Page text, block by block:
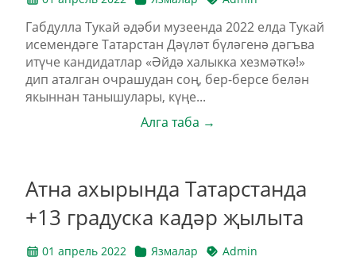
Габдулла Тукай әдәби музеенда 2022 елда Тукай
исемендәге Татарстан Дәүләт бүләгенә дәгъва
итүче кандидатлар «Әйдә халыкка хезмәткә!»
дип аталган очрашудан соң, бер-берсе белән
якыннан танышулары, күңе...
Алга таба →
Атна ахырында Татарстанда
+13 градуска кадәр җылыта
01 апрель 2022 Язмалар Admin